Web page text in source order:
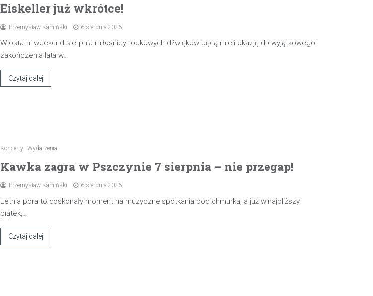
Eiskeller już wkrótce!
Przemysław Kamiński 6 sierpnia 2026
W ostatni weekend sierpnia miłośnicy rockowych dźwięków będą mieli okazję do wyjątkowego
zakończenia lata w…
Czytaj dalej
Koncerty Wydarzenia
Kawka zagra w Pszczynie 7 sierpnia – nie przegap!
Przemysław Kamiński 6 sierpnia 2026
Letnia pora to doskonały moment na muzyczne spotkania pod chmurką, a już w najbliższy
piątek,…
Czytaj dalej